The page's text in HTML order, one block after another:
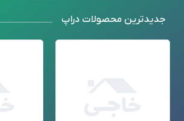
جدید‌ترین محصولات دراپ